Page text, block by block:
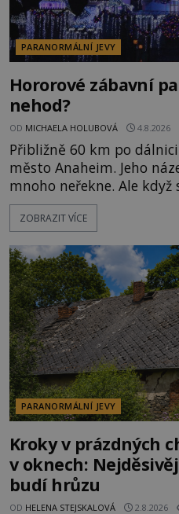
PARANORMÁLNÍ JEVY
Hororové zábavní
nehod?
OD MICHAELA HOLUBOVÁ 4.8.2026
Přibližně 60 km po
město Anaheim. Jeho
mnoho neřekne. Ale když
Disneyland, je hned jasno. Zábavní park vyroste na
poklidném místě
kolem 17 000 000
velká snaha to utajit,
ZOBRAZIT VÍCE
PARANORMÁLNÍ JEVY
Kroky v prázdných
v oknech:
budí hrůzu
OD HELENA STEJSKALOVÁ 2.8.2026